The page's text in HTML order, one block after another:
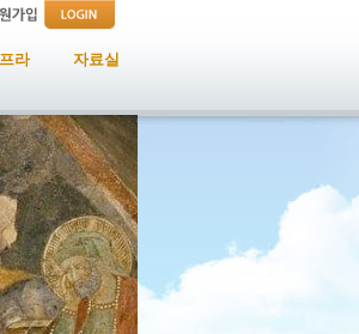
라 자료실